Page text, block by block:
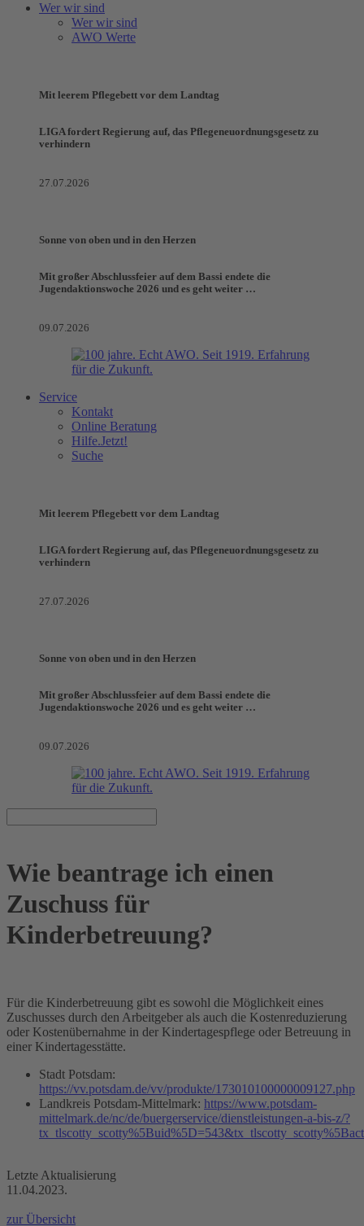
Wer wir sind
Wer wir sind
AWO Werte
Mit leerem Pflegebett vor dem Landtag
LIGA fordert Regierung auf, das Pflegeneuordnungsgesetz zu
verhindern
27.07.2026
Sonne von oben und in den Herzen
Mit großer Abschlussfeier auf dem Bassi endete die
Jugendaktionswoche 2026 und es geht weiter …
09.07.2026
Service
Kontakt
Online Beratung
Hilfe.Jetzt!
Suche
Mit leerem Pflegebett vor dem Landtag
LIGA fordert Regierung auf, das Pflegeneuordnungsgesetz zu
verhindern
27.07.2026
Sonne von oben und in den Herzen
Mit großer Abschlussfeier auf dem Bassi endete die
Jugendaktionswoche 2026 und es geht weiter …
09.07.2026
Wie beantrage ich einen
Zuschuss für
Kinderbetreuung?
Für die Kinderbetreuung gibt es sowohl die Möglichkeit eines
Zuschusses durch den Arbeitgeber als auch die Kostenreduzierung
oder Kostenübernahme in der Kindertagespflege oder Betreuung in
einer Kindertagesstätte.
Stadt Potsdam:
https://vv.potsdam.de/vv/produkte/173010100000009127.php
Landkreis Potsdam-Mittelmark: https://www.potsdam-
mittelmark.de/nc/de/buergerservice/dienstleistungen-a-bis-z/?
Letzte Aktualisierung
11.04.2023.
zur Übersicht